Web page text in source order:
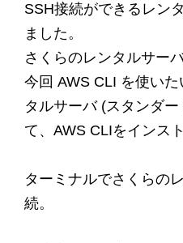
SSH接続ができるレン
ました。
さくらのレンタルサー
今回 AWS CLI を使い
タルサーバ (スタンダ
て、AWS CLIをインス
ターミナルでさくらの
続。